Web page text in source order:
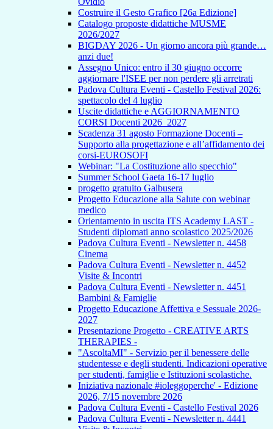
Costruire il Gesto Grafico [26a Edizione]
Catalogo proposte didattiche MUSME
2026/2027
BIGDAY 2026 - Un giorno ancora più grande…
anzi due!
Assegno Unico: entro il 30 giugno occorre
aggiornare l'ISEE per non perdere gli arretrati
Padova Cultura Eventi - Castello Festival 2026:
spettacolo del 4 luglio
Uscite didattiche e AGGIORNAMENTO
CORSI Docenti 2026_2027
Scadenza 31 agosto Formazione Docenti –
Supporto alla progettazione e all’affidamento dei
corsi-EUROSOFI
Webinar: "La Costituzione allo specchio"
Summer School Gaeta 16-17 luglio
progetto gratuito Galbusera
Progetto Educazione alla Salute con webinar
medico
Orientamento in uscita ITS Academy LAST -
Studenti diplomati anno scolastico 2025/2026
Padova Cultura Eventi - Newsletter n. 4458
Cinema
Padova Cultura Eventi - Newsletter n. 4452
Visite & Incontri
Padova Cultura Eventi - Newsletter n. 4451
Bambini & Famiglie
Progetto Educazione Affettiva e Sessuale 2026-
2027
Presentazione Progetto - CREATIVE ARTS
THERAPIES -
"AscoltaMI" - Servizio per il benessere delle
studentesse e degli studenti. Indicazioni operative
per studenti, famiglie e Istituzioni scolastiche.
Iniziativa nazionale #ioleggoperche' - Edizione
2026, 7/15 novembre 2026
Padova Cultura Eventi - Castello Festival 2026
Padova Cultura Eventi - Newsletter n. 4441